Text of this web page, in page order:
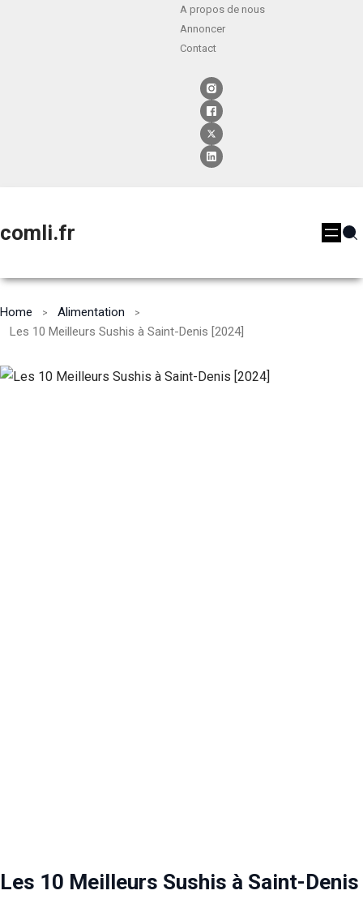
A propos de nous
Annoncer
Contact
comli.fr
Home
Alimentation
Les 10 Meilleurs Sushis à Saint-Denis [2024]
Les 10 Meilleurs Sushis à Saint-Denis